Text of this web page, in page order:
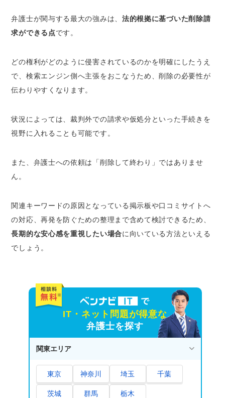
弁護士が関与する最大の強みは、 法的根拠に基づいた削除請
求ができる点です。
どの権利がどのように侵害されているのかを明確にしたうえ
で、検索エンジン側へ主張をおこなうため、削除の必要性が
伝わりやすくなります。
状況によっては、裁判外での請求や仮処分といった手続きを
視野に入れることも可能です。
また、弁護士への依頼は「削除して終わり」ではありませ
ん。
関連キーワードの原因となっている掲示板や口コミサイトへ
の対応、再発を防ぐための整理まで含めて検討できるため、
長期的な安心感を重視したい場合に向いている方法といえる
でしょう。
IT・ネット問題が得意な
弁護士を探す
関東エリア
東京 神奈川 埼玉 千葉
茨城 群馬 栃木